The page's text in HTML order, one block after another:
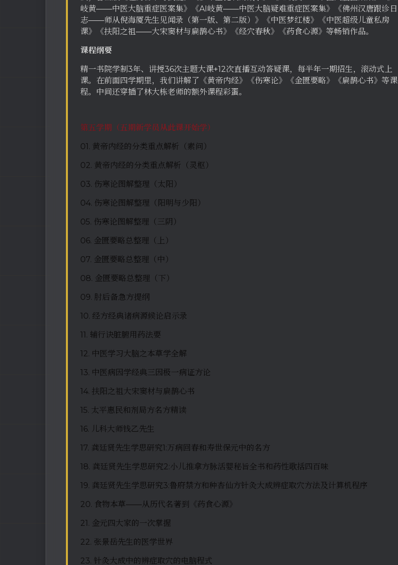
岐黄——中医大脑重症医案集》《AI岐黄——中医大脑疑难重症医案集》《佛州汉唐跟诊日
志——师从倪海厦先生见闻录（第一版、第二版）》《中医梦红楼》《中医超级儿童私房
课》《扶阳之祖——大宋窦材与扁鹊心书》《经穴春秋》《药食心源》等畅销作品。
课程纲要
精一书院学制3年、讲授36次主题大课+12次直播互动答疑课，每半年一期招生，滚动式上
课。在前面四学期里，我们讲解了《黄帝内经》《伤寒论》《金匮要略》《扁鹊心书》等课
程。中间还穿插了林大栋老师的额外课程彩蛋。
第五学期（五期新学员从此课开始学）
01. 黄帝内经的分类重点解析（素问）
02. 黄帝内经的分类重点解析（灵枢）
03. 伤寒论图解整理（太阳）
04. 伤寒论图解整理（阳明与少阳）
05. 伤寒论图解整理（三阴）
06. 金匮要略总整理（上）
07. 金匮要略总整理（中）
08. 金匮要略总整理（下）
09. 肘后备急方提纲
10. 经方经典诸病源候论启示录
11. 辅行诀脏腑用药法要
12. 中医学习大脑之本草学全解
13. 中医病因学经典三因极一病证方论
14. 扶阳之祖大宋窦材与扁鹊心书
15. 太平惠民和剂局方名方精读
16. 儿科大师钱乙先生
17. 龚廷贤先生学思研究1:万病回春和寿世保元中的名方
18. 龚廷贤先生学思研究2:小儿推拿方脉活婴秘旨全书和药性歌括四百味
19. 龚廷贤先生学思研究3:鲁府禁方和种杏仙方针灸大成辨症取穴方法及计算机程序
20. 食物本草——从历代名著到《药食心源》
21. 金元四大家的一次掌握
22. 张景岳先生的医学世界
23. 针灸大成中的辨症取穴的电脑程式